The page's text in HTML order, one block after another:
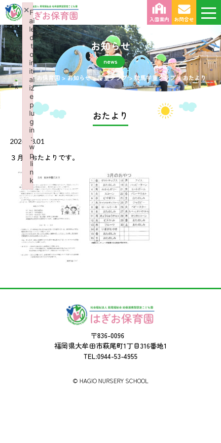
お問合せ
入園案内
お知らせ
news
はぎお保育園>お知らせ>学童クラブ> 駛馬学童クラブ>おたより
おたより
2024.03.01
３月のおたよりです。
〒836-0096
福岡県大牟田市萩尾町1丁目316番地1
TEL:0944-53-4955
©︎ HAGIO NURSERY SCHOOL
F
ai
le
d
t
o
in
iti
al
iz
e
p
lu
g
in
:
w
p
li
n
k
×
Failed to initialize plugin: wplink